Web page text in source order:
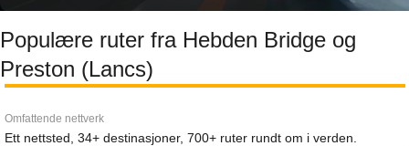
Populære ruter fra Hebden Bridge og
Preston (Lancs)
Omfattende nettverk
Ett nettsted, 34+ destinasjoner, 700+ ruter rundt om i verden.